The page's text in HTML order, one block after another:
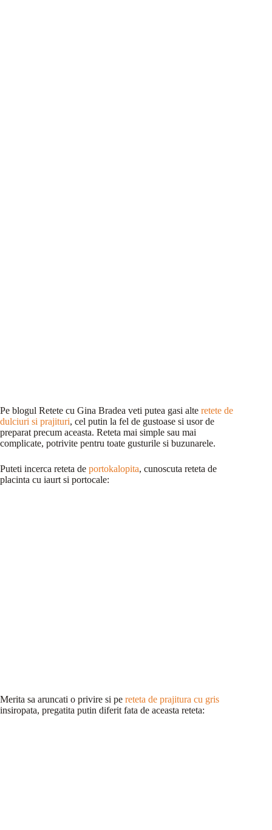
Pe blogul Retete cu Gina Bradea veti putea gasi alte retete de
dulciuri si prajituri, cel putin la fel de gustoase si usor de
preparat precum aceasta. Reteta mai simple sau mai
complicate, potrivite pentru toate gusturile si buzunarele.
Puteti incerca reteta de portokalopita, cunoscuta reteta de
placinta cu iaurt si portocale:
Merita sa aruncati o privire si pe reteta de prajitura cu gris
insiropata, pregatita putin diferit fata de aceasta reteta: